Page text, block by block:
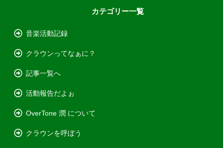
カテゴリー一覧
音楽活動記録
クラウンってなぁに？
記事一覧へ
活動報告だよぉ
OverTone 潤 について
クラウンを呼ぼう